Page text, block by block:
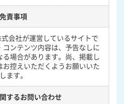
免責事項
会社が運営しているサイトで
ンテンツ内容は、予告なしに
場合があります。尚、掲載し
控えいただくようお願いいた
します。
するお問い合わせ